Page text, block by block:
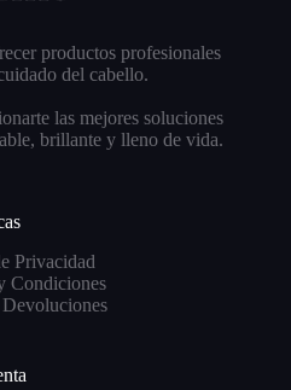
productos profesionales
del cabello.
las mejores soluciones
brillante y lleno de vida.
Privacidad
Condiciones